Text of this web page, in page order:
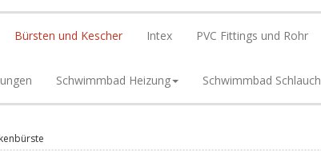
Bürsten und Kescher Intex PVC Fittings und Rohr
Schwimmbad Heizung Schwimmbad Schlauch